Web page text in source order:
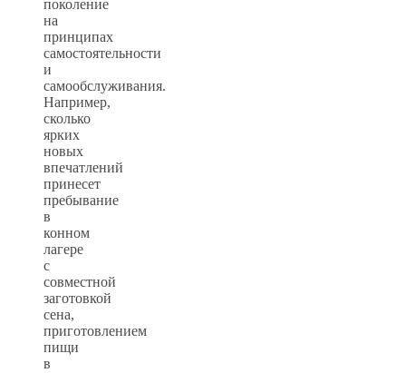
поколение
на
принципах
самостоятельности
и
самообслуживания.
Например,
сколько
ярких
новых
впечатлений
принесет
пребывание
в
конном
лагере
с
совместной
заготовкой
сена,
приготовлением
пищи
в